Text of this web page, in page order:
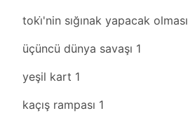
toki̇'nin sığınak yapacak olması
üçüncü dünya savaşı 1
yeşil kart 1
kaçış rampası 1